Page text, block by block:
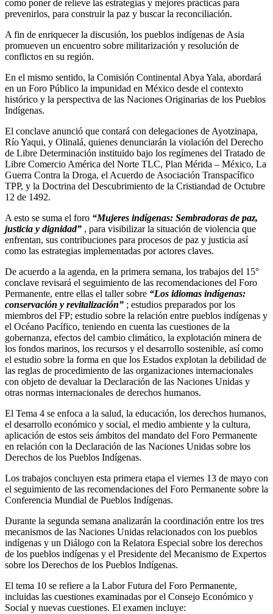
como poner de relieve las estrategias y mejores prácticas para
prevenirlos, para construir la paz y buscar la reconciliación.
A fin de enriquecer la discusión, los pueblos indígenas de Asia
promueven un encuentro sobre militarización y resolución de
conflictos en su región.
En el mismo sentido, la Comisión Continental Abya Yala, abordará
en un Foro Público la impunidad en México desde el contexto
histórico y la perspectiva de las Naciones Originarias de los Pueblos
Indígenas.
El conclave anunció que contará con delegaciones de Ayotzinapa,
Río Yaqui, y Olinalá, quienes denunciarán la violación del Derecho
de Libre Determinación instituido bajo los regímenes del Tratado de
Libre Comercio América del Norte TLC, Plan Mérida – México, La
Guerra Contra la Droga, el Acuerdo de Asociación Transpacífico
TPP, y la Doctrina del Descubrimiento de la Cristiandad de Octubre
12 de 1492.
A esto se suma el foro “Mujeres indígenas: Sembradoras de paz,
justicia y dignidad” , para visibilizar la situación de violencia que
enfrentan, sus contribuciones para procesos de paz y justicia así
como las estrategias implementadas por actores claves.
De acuerdo a la agenda, en la primera semana, los trabajos del 15°
conclave revisará el seguimiento de las recomendaciones del Foro
Permanente, entre ellas el taller sobre “Los idiomas indígenas:
conservación y revitalización” ; estudios preparados por los
miembros del FP; estudio sobre la relación entre pueblos indígenas y
el Océano Pacífico, teniendo en cuenta las cuestiones de la
gobernanza, efectos del cambio climático, la explotación minera de
los fondos marinos, los recursos y el desarrollo sostenible, así como
el estudio sobre la forma en que los Estados explotan la debilidad de
las reglas de procedimiento de las organizaciones internacionales
con objeto de devaluar la Declaración de las Naciones Unidas y
otras normas internacionales de derechos humanos.
El Tema 4 se enfoca a la salud, la educación, los derechos humanos,
el desarrollo económico y social, el medio ambiente y la cultura,
aplicación de estos seis ámbitos del mandato del Foro Permanente
en relación con la Declaración de las Naciones Unidas sobre los
Derechos de los Pueblos Indígenas.
Los trabajos concluyen esta primera etapa el viernes 13 de mayo con
el seguimiento de las recomendaciones del Foro Permanente sobre la
Conferencia Mundial de Pueblos Indígenas.
Durante la segunda semana analizarán la coordinación entre los tres
mecanismos de las Naciones Unidas relacionados con los pueblos
indígenas y un Diálogo con la Relatora Especial sobre los derechos
de los pueblos indígenas y el Presidente del Mecanismo de Expertos
sobre los Derechos de los Pueblos Indígenas.
El tema 10 se refiere a la Labor Futura del Foro Permanente,
incluidas las cuestiones examinadas por el Consejo Económico y
Social y nuevas cuestiones. El examen incluye: